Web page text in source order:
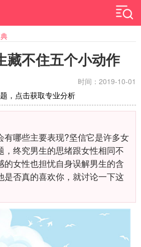
藏不住五个小动作
时间：2019-10-01
，点击获取专业分析
有哪些主要表现?坚信它是许多女
，终究男生的思绪跟女性相同不
的女性也担忧自身误解男生的含
是否真的喜欢你，就讨论一下这